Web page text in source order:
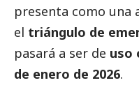
presenta como una
el triángulo de
pasará a ser de uso
de enero de 2026.